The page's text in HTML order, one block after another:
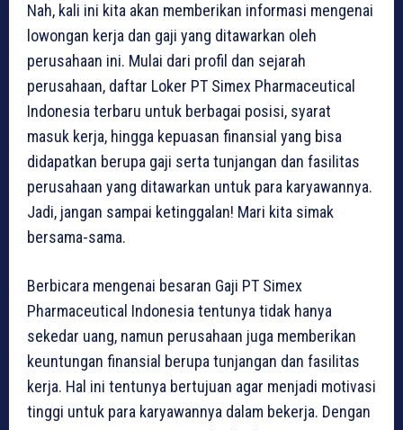
Nah, kali ini kita akan memberikan informasi mengenai
lowongan kerja dan gaji yang ditawarkan oleh
perusahaan ini. Mulai dari profil dan sejarah
perusahaan, daftar Loker PT Simex Pharmaceutical
Indonesia terbaru untuk berbagai posisi, syarat
masuk kerja, hingga kepuasan finansial yang bisa
didapatkan berupa gaji serta tunjangan dan fasilitas
perusahaan yang ditawarkan untuk para karyawannya.
Jadi, jangan sampai ketinggalan! Mari kita simak
bersama-sama.
Berbicara mengenai besaran Gaji PT Simex
Pharmaceutical Indonesia tentunya tidak hanya
sekedar uang, namun perusahaan juga memberikan
keuntungan finansial berupa tunjangan dan fasilitas
kerja. Hal ini tentunya bertujuan agar menjadi motivasi
tinggi untuk para karyawannya dalam bekerja. Dengan